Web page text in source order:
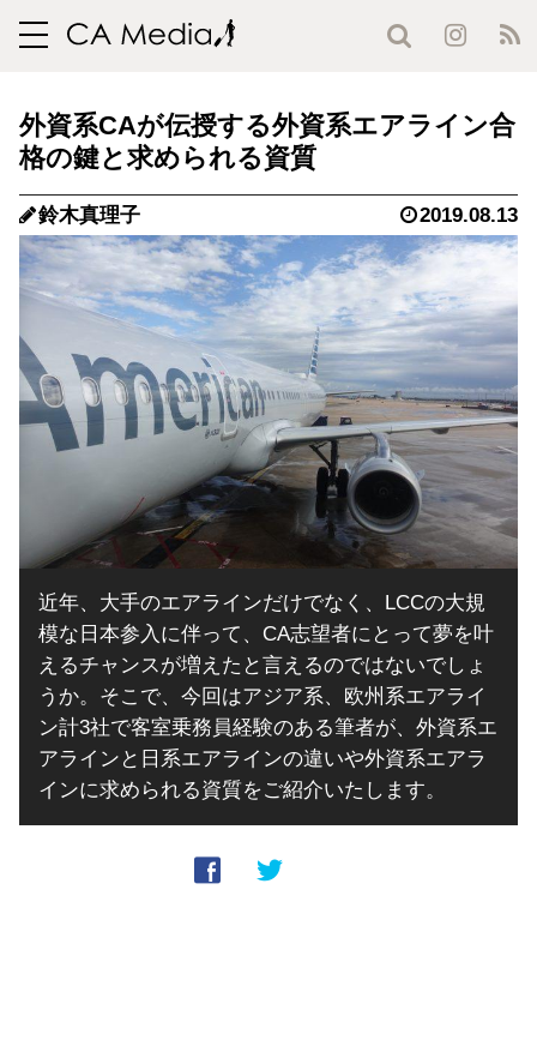
toggle
外資系CAが伝授する外資系エアライン合
格の鍵と求められる資質
鈴木真理子 2019.08.13
近年、大手のエアラインだけでなく、LCCの大規
模な日本参入に伴って、CA志望者にとって夢を叶
えるチャンスが増えたと言えるのではないでしょ
うか。そこで、今回はアジア系、欧州系エアライ
ン計3社で客室乗務員経験のある筆者が、外資系エ
アラインと日系エアラインの違いや外資系エアラ
インに求められる資質をご紹介いたします。